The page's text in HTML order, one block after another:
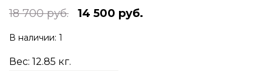
18 700 руб. 14 500 руб.
В наличии: 1
Вес: 12.85 кг.